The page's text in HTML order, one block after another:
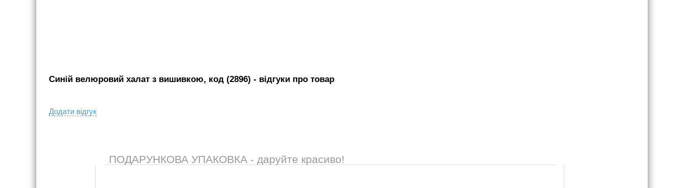
Синій велюровий халат з вишивкою, код (2896) - вiдгуки про товар
Додати вiдгук
ПОДАРУНКОВА УПАКОВКА - даруйте красиво!